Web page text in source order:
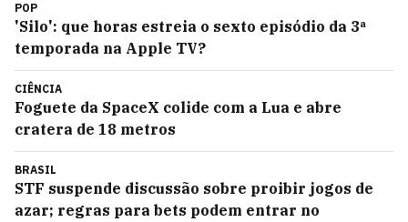
POP
'Silo': que horas estreia o sexto episódio da 3ª
temporada na Apple TV?
CIÊNCIA
Foguete da SpaceX colide com a Lua e abre
cratera de 18 metros
BRASIL
STF suspende discussão sobre proibir jogos de
azar; regras para bets podem entrar no